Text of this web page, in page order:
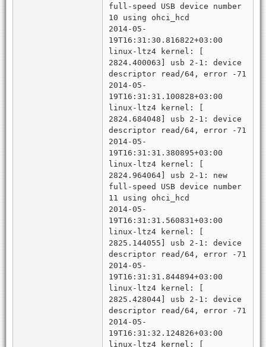
full-speed USB device number
10 using ohci_hcd
2014-05-
19T16:31:30.816822+03:00
linux-ltz4 kernel: [
2824.400063] usb 2-1: device
descriptor read/64, error -71
2014-05-
19T16:31:31.100828+03:00
linux-ltz4 kernel: [
2824.684048] usb 2-1: device
descriptor read/64, error -71
2014-05-
19T16:31:31.380895+03:00
linux-ltz4 kernel: [
2824.964064] usb 2-1: new
full-speed USB device number
11 using ohci_hcd
2014-05-
19T16:31:31.560831+03:00
linux-ltz4 kernel: [
2825.144055] usb 2-1: device
descriptor read/64, error -71
2014-05-
19T16:31:31.844894+03:00
linux-ltz4 kernel: [
2825.428044] usb 2-1: device
descriptor read/64, error -71
2014-05-
19T16:31:32.124826+03:00
linux-ltz4 kernel: [